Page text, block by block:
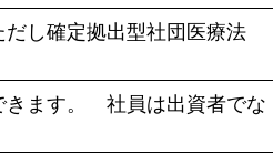
し確定拠出型社団医療法
きます。 社員は出資者でな